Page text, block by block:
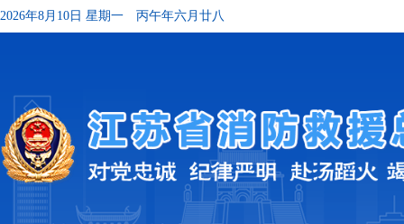
2026年8月10日 星期一 丙午年六月廿八